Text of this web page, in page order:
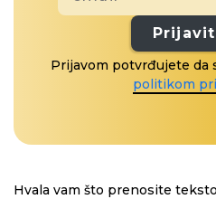
Prijavom potvrđujete da
politikom
Hvala vam što prenosite